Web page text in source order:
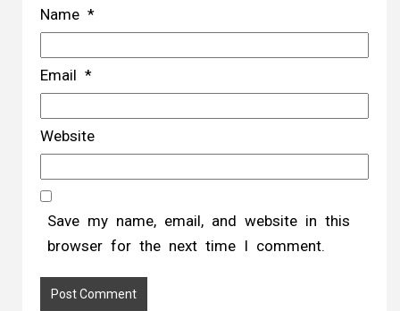
Name *
Email *
Website
Save my name, email, and website in this
browser for the next time I comment.